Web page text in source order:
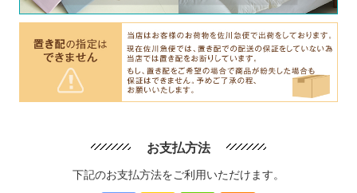
お支払方法
下記のお支払方法をご利用いただけます。